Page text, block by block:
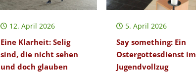
12. April 2026
Eine Klarheit: Selig
sind, die nicht sehen
und doch glauben
5. April 2026
Say something: Ein
Ostergottesdienst im
Jugendvollzug